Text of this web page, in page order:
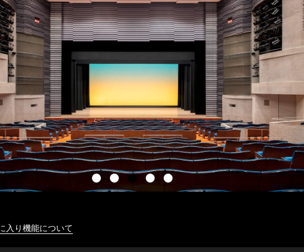
入り機能について